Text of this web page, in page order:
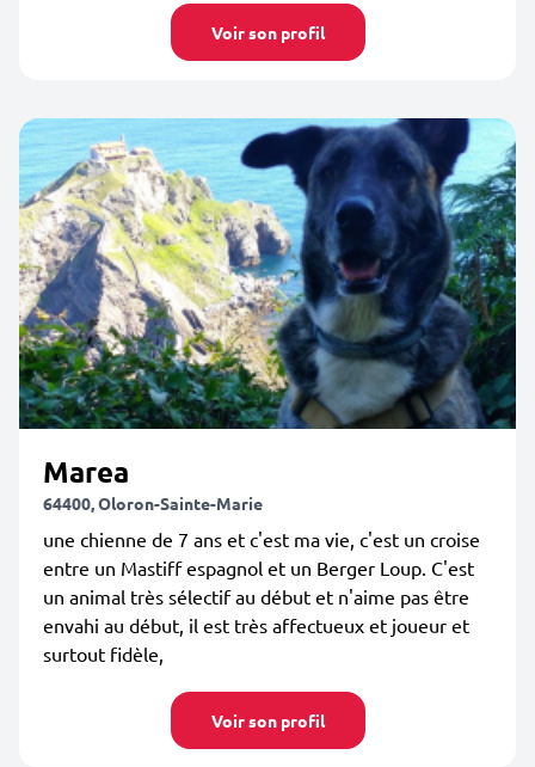
Voir son profil
Marea
64400, Oloron-Sainte-Marie
une chienne de 7 ans et c'est ma vie, c'est un croise
entre un Mastiff espagnol et un Berger Loup. C'est
un animal très sélectif au début et n'aime pas être
envahi au début, il est très affectueux et joueur et
surtout fidèle,
Voir son profil